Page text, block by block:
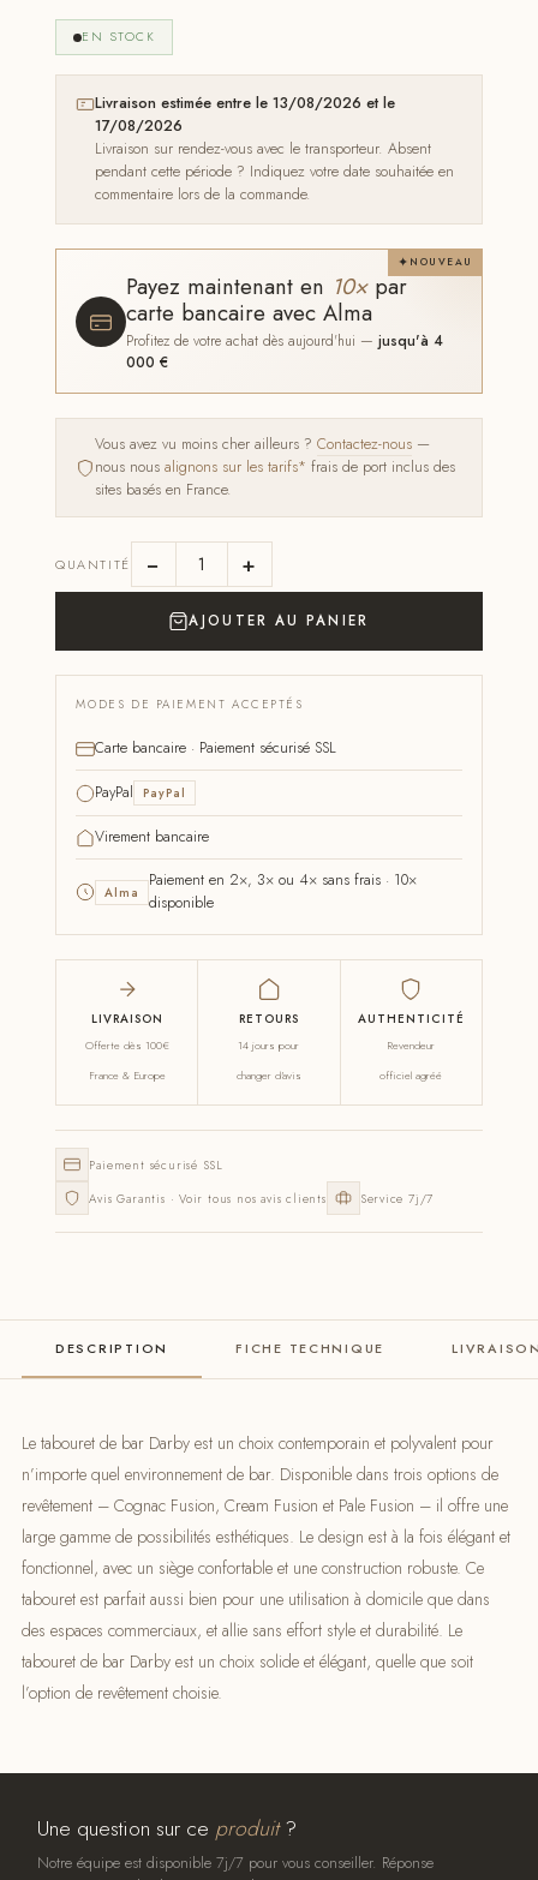
EN STOCK
Livraison estimée entre le 13/08/2026 et le
17/08/2026
Livraison sur rendez-vous avec le transporteur. Absent
pendant cette période ? Indiquez votre date souhaitée en
commentaire lors de la commande.
NOUVEAU
Payez maintenant en 10×par
carte bancaire avec Alma
Profitez de votre achat dès aujourd'hui —jusqu'à 4
000 €
Vous avez vu moins cher ailleurs ?Contactez-nous —
nous nousalignons sur les tarifs* frais de port inclus des
sites basés en France.
QUANTITÉ − +
AJOUTER AU PANIER
MODES DE PAIEMENT ACCEPTÉS
Carte bancaire · Paiement sécurisé SSL
PayPal PayPal
Virement bancaire
Alma
Paiement en 2×, 3× ou 4× sans frais · 10×
disponible
LIVRAISON
Offerte dès 100€
France & Europe
RETOURS
14 jours pour
changer d'avis
AUTHENTICITÉ
Revendeur
officiel agréé
Paiement sécurisé SSL
Avis Garantis · Voir tous nos avis clients
Service 7j/7
DESCRIPTION FICHE TECHNIQUE
Le tabouret de bar Darby est un choix contemporain et polyvalent pour
n’importe quel environnement de bar. Disponible dans trois options de
revêtement – Cognac Fusion, Cream Fusion et Pale Fusion – il offre une
large gamme de possibilités esthétiques. Le design est à la fois élégant et
fonctionnel, avec un siège confortable et une construction robuste. Ce
tabouret est parfait aussi bien pour une utilisation à domicile que dans
des espaces commerciaux, et allie sans effort style et durabilité. Le
tabouret de bar Darby est un choix solide et élégant, quelle que soit
l’option de revêtement choisie.
Une question sur ce produit?
Notre équipe est disponible 7j/7 pour vous conseiller. Réponse